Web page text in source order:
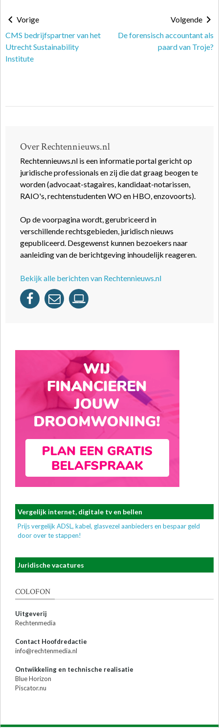
Vorige
CMS bedrijfspartner van het
Utrecht Sustainability
Institute
Volgende
De forensisch accountant als
paard van Troje?
Over Rechtennieuws.nl
Rechtennieuws.nl is een informatie portal gericht op
juridische professionals en zij die dat graag beogen te
worden (advocaat-stagaires, kandidaat-notarissen,
RAIO's, rechtenstudenten WO en HBO, enzovoorts).
Op de voorpagina wordt, gerubriceerd in
verschillende rechtsgebieden, juridisch nieuws
gepubliceerd. Desgewenst kunnen bezoekers naar
aanleiding van de berichtgeving inhoudelijk reageren.
Bekijk alle berichten van Rechtennieuws.nl
Vergelijk internet, digitale tv en bellen
Prijs vergelijk ADSL, kabel, glasvezel aanbieders en bespaar geld
door over te stappen!
Juridische vacatures
COLOFON
Uitgeverij
Rechtenmedia
Contact Hoofdredactie
info@rechtenmedia.nl
Ontwikkeling en technische realisatie
Blue Horizon
Piscator.nu